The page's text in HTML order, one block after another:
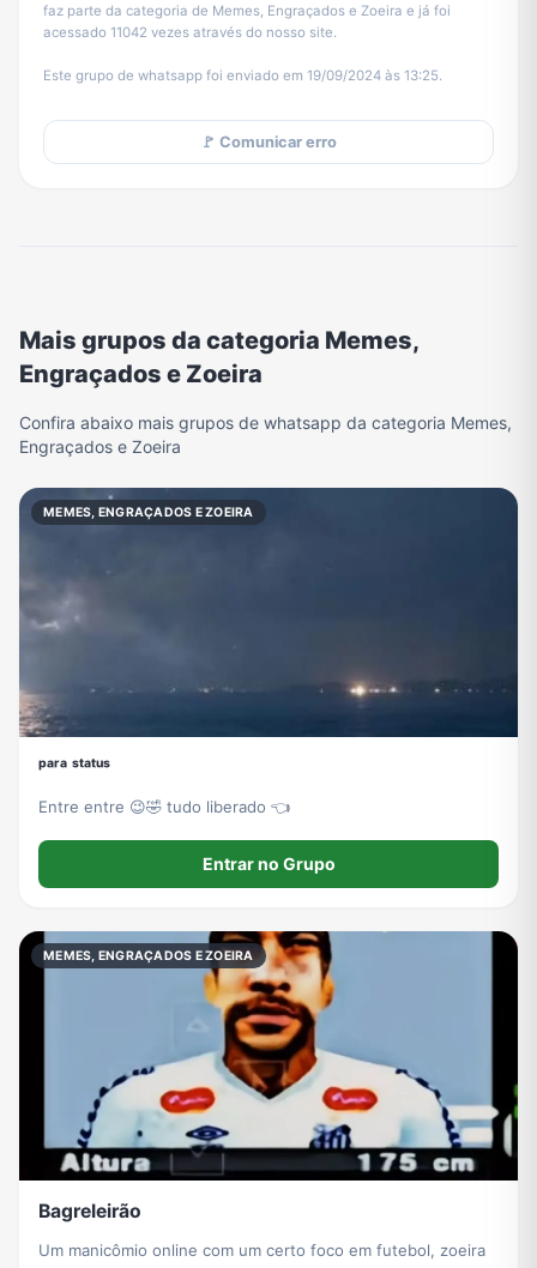
faz parte da categoria de Memes, Engraçados e Zoeira e já foi
acessado 11042 vezes através do nosso site.
Este grupo de whatsapp foi enviado em 19/09/2024 às 13:25.
🚩 Comunicar erro
Mais grupos da categoria Memes,
Engraçados e Zoeira
Confira abaixo mais grupos de whatsapp da categoria Memes,
Engraçados e Zoeira
MEMES, ENGRAÇADOS E ZOEIRA
ᵖᵃʳᵃ ˢᵗᵃᵗᵘˢ
Entre entre 😉🤣 tudo liberado 👈
Entrar no Grupo
MEMES, ENGRAÇADOS E ZOEIRA
Bagreleirão
Um manicômio online com um certo foco em futebol, zoeira